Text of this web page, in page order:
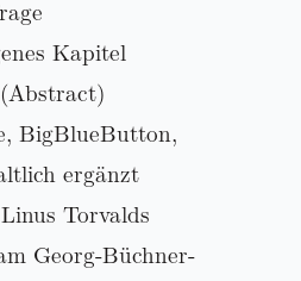
Kapitel
BigBlueButton,
ergänzt
Torvalds
Georg-Büchner-